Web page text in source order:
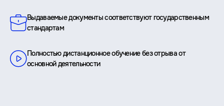
Выдаваемые документы соответствуют государственным
стандартам
Полностью дистанционное обучение без отрыва от
основной деятельности